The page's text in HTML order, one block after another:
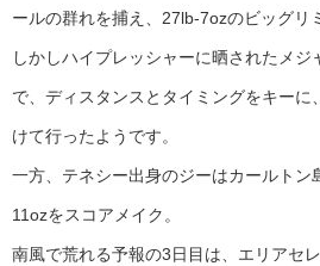
ールの群れを捕え、27lb-7ozのビッグリ
しかしハイプレッシャーに晒されたメジ
で、ディスタンスとタイミングをキーに
けて行ったようです。
一方、テネシー出身のジーはカールトン
11ozをスコアメイク。
南風で荒れる予報の3日目は、エリアセ